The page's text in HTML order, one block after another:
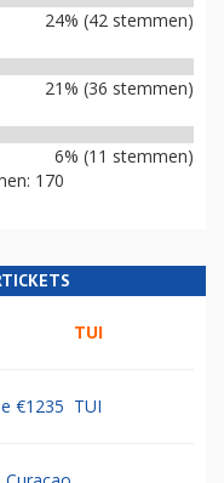
24% (42 stemmen)
21% (36 stemmen)
6% (11 stemmen)
170
TUI
€1235 TUI